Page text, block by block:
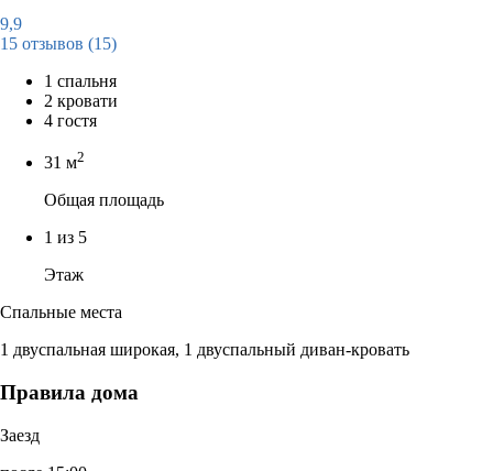
9,9
15 отзывов (15)
1 спальня
2 кровати
4 гостя
31 м2
Общая площадь
1 из 5
Этаж
Спальные места
1 двуспальная широкая, 1 двуспальный диван-кровать
Правила дома
Заезд